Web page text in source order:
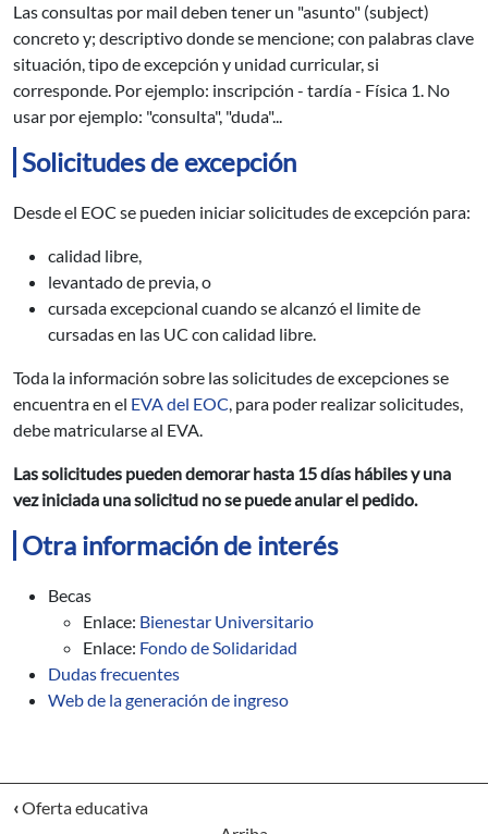
Las consultas por mail deben tener un "asunto" (subject)
concreto y; descriptivo donde se mencione; con palabras clave
situación, tipo de excepción y unidad curricular, si
corresponde. Por ejemplo: inscripción - tardía - Física 1. No
usar por ejemplo: "consulta", "duda"...
Solicitudes de excepción
Desde el EOC se pueden iniciar solicitudes de excepción para:
calidad libre,
levantado de previa, o
cursada excepcional cuando se alcanzó el limite de
cursadas en las UC con calidad libre.
Toda la información sobre las solicitudes de excepciones se
encuentra en el EVA del EOC, para poder realizar solicitudes,
debe matricularse al EVA.
Las solicitudes pueden demorar hasta 15 días hábiles y una
vez iniciada una solicitud no se puede anular el pedido.
Otra información de interés
Becas
Enlace: Bienestar Universitario
Enlace: Fondo de Solidaridad
Dudas frecuentes
Web de la generación de ingreso
‹Oferta educativa